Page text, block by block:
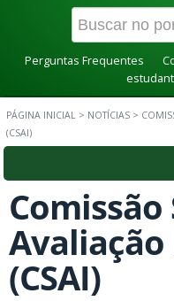
Perguntas Frequentes
PÁGINA INICIAL > NOTÍCIAS >
(CSAI)
(CSAI)